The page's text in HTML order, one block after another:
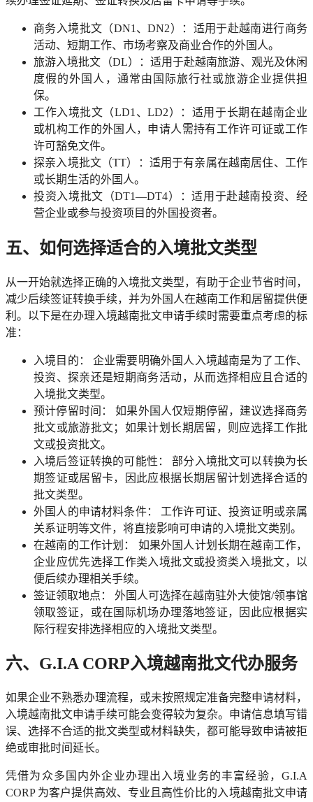
商务入境批文（DN1、DN2）：适用于赴越南进行商务
活动、短期工作、市场考察及商业合作的外国人。
旅游入境批文（DL）：适用于赴越南旅游、观光及休闲
度假的外国人，通常由国际旅行社或旅游企业提供担
保。
工作入境批文（LD1、LD2）：适用于长期在越南企业
或机构工作的外国人，申请人需持有工作许可证或工作
许可豁免文件。
探亲入境批文（TT）：适用于有亲属在越南居住、工作
或长期生活的外国人。
投资入境批文（DT1—DT4）：适用于赴越南投资、经
营企业或参与投资项目的外国投资者。
五、如何选择适合的入境批文类型
从一开始就选择正确的入境批文类型，有助于企业节省时间，
减少后续签证转换手续，并为外国人在越南工作和居留提供便
利。以下是在办理入境越南批文申请手续时需要重点考虑的标
准：
入境目的： 企业需要明确外国人入境越南是为了工作、
投资、探亲还是短期商务活动，从而选择相应且合适的
入境批文类型。
预计停留时间： 如果外国人仅短期停留，建议选择商务
批文或旅游批文；如果计划长期居留，则应选择工作批
文或投资批文。
入境后签证转换的可能性： 部分入境批文可以转换为长
期签证或居留卡，因此应根据长期居留计划选择合适的
批文类型。
外国人的申请材料条件： 工作许可证、投资证明或亲属
关系证明等文件，将直接影响可申请的入境批文类别。
在越南的工作计划： 如果外国人计划长期在越南工作，
企业应优先选择工作类入境批文或投资类入境批文，以
便后续办理相关手续。
签证领取地点： 外国人可选择在越南驻外大使馆/领事馆
领取签证，或在国际机场办理落地签证，因此应根据实
际行程安排选择相应的入境批文类型。
六、G.I.A CORP入境越南批文代办服务
如果企业不熟悉办理流程，或未按照规定准备完整申请材料，
入境越南批文申请手续可能会变得较为复杂。申请信息填写错
误、选择不合适的批文类型或材料缺失，都可能导致申请被拒
绝或审批时间延长。
凭借为众多国内外企业办理出入境业务的丰富经验，G.I.A
CORP 为客户提供高效、专业且高性价比的入境越南批文申请